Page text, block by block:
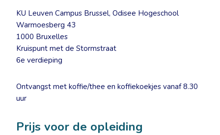
KU Leuven Campus Brussel, Odisee Hogeschool
Warmoesberg 43
1000 Bruxelles
Kruispunt met de Stormstraat
6e verdieping
Ontvangst met koffie/thee en koffiekoekjes vanaf 8.30
uur
Prijs voor de opleiding